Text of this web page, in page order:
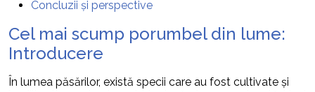
Concluzii și perspective
Cel mai scump porumbel din lume:
Introducere
În lumea păsărilor, există specii care au fost cultivate și